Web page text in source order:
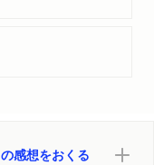
感想をおくる